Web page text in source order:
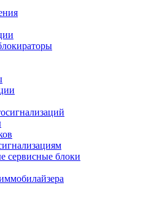
сервисные блоки